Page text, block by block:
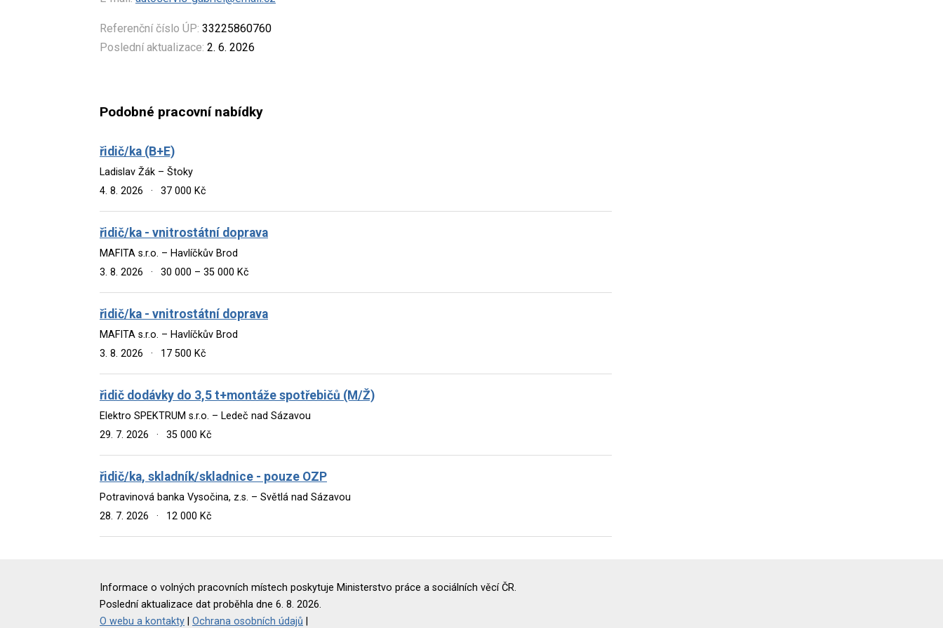
Referenční číslo ÚP: 33225860760
Poslední aktualizace: 2. 6. 2026
Podobné pracovní nabídky
řidič/ka (B+E)
Ladislav Žák – Štoky
4. 8. 2026
· 37 000 Kč
řidič/ka - vnitrostátní doprava
MAFITA s.r.o. – Havlíčkův Brod
3. 8. 2026
· 30 000 – 35 000 Kč
řidič/ka - vnitrostátní doprava
MAFITA s.r.o. – Havlíčkův Brod
3. 8. 2026
· 17 500 Kč
řidič dodávky do 3,5 t+montáže spotřebičů (M/Ž)
Elektro SPEKTRUM s.r.o. – Ledeč nad Sázavou
29. 7. 2026
· 35 000 Kč
řidič/ka, skladník/skladnice - pouze OZP
Potravinová banka Vysočina, z.s. – Světlá nad Sázavou
28. 7. 2026
· 12 000 Kč
Informace o volných pracovních místech poskytuje Ministerstvo práce a sociálních věcí ČR.
Poslední aktualizace dat proběhla dne 6. 8. 2026.
O webu a kontakty
Ochrana osobních údajů